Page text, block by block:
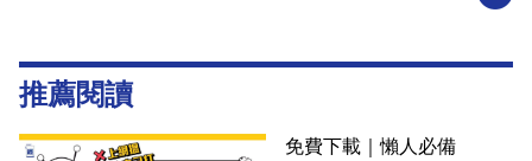
推薦閱讀
免費下載｜懶人必備